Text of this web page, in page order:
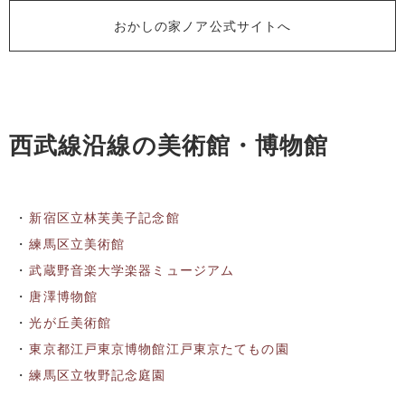
おかしの家ノア公式サイトへ
西武線沿線の美術館・博物館
新宿区立林芙美子記念館
練馬区立美術館
武蔵野音楽大学楽器ミュージアム
唐澤博物館
光が丘美術館
東京都江戸東京博物館江戸東京たてもの園
練馬区立牧野記念庭園